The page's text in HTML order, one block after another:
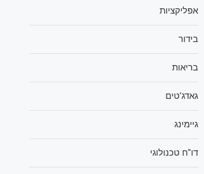
אפליקציות
בידור
בריאות
גאדג'טים
גיימינג
דו"ח טכנולוגי